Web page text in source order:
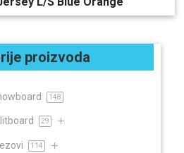
proizvoda
148
29
114